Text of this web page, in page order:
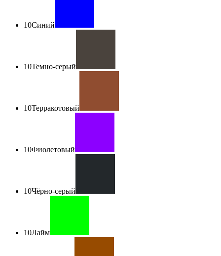
10Синий
10Темно-серый
10Терракотовый
10Фиолетовый
10Чёрно-серый
10Лайм